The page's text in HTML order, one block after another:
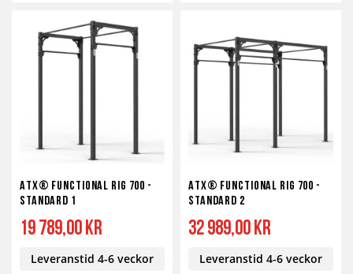
kundvagn
jämför
i
i
önskelista
i
jämför
ATX® Functional RIG 700 -
STANDARD 1
19 789,00 kr
Leveranstid 4-6 veckor
ATX® Functional RIG 700 -
STANDARD 2
32 989,00 kr
Leveranstid 4-6 veckor